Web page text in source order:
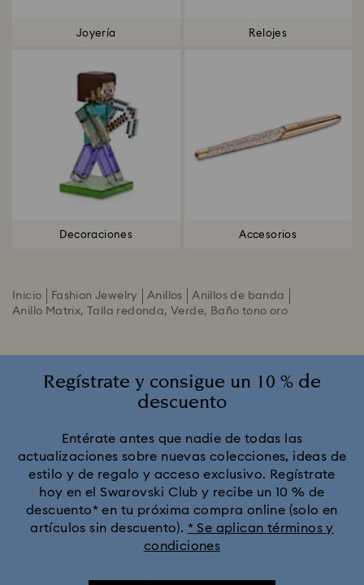
Joyería Relojes
Decoraciones Accesorios
Inicio Fashion Jewelry Anillos
Anillos de banda
Anillo Matrix, Talla redonda, Verde, Baño tono oro
Regístrate y consigue un 10 % de
descuento
Entérate antes que nadie de todas las
actualizaciones sobre nuevas colecciones, ideas de
estilo y de regalo y acceso exclusivo. Regístrate
hoy en el Swarovski Club y recibe un 10 % de
descuento* en tu próxima compra online (solo en
artículos sin descuento). * Se aplican términos y
condiciones